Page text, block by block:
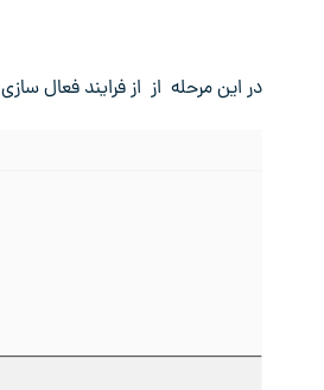
در این مرحله از از فرایند فعال سازی ssl تیک گزینه ی Domain را می زنیم تا مطابق تصویر زیر تمام گزینه ها فعال شوند.